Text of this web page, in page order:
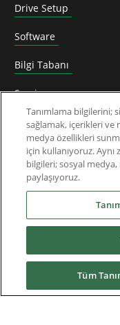
Drive Setup
Software
Bilgi Tabanı
Servis
Eğitim
Destek
News & Media
Tanımlama bilgilerini;
sağlamak, içerikleri ve
medya özellikleri
için kullanıyoruz. Aynı
bilgileri; sosyal medya,
paylaşıyoruz.
Tüm